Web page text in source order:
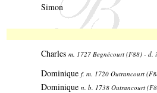
Simon
Charles m. 1727 Begnécourt (F88) - d.
Dominique f. m. 1720 Outrancourt
Dominique n. b. 1738 Outrancourt